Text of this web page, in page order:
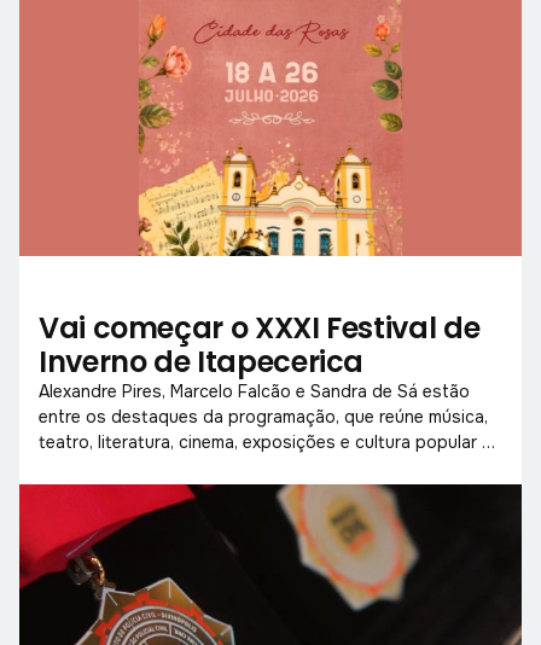
Vai começar o XXXI Festival de
Inverno de Itapecerica
Alexandre Pires, Marcelo Falcão e Sandra de Sá estão
entre os destaques da programação, que reúne música,
teatro, literatura, cinema, exposições e cultura popular de